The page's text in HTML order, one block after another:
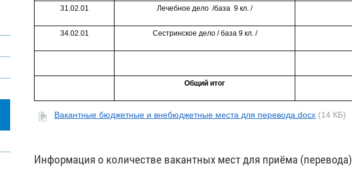
31.02.01 Лечебное дело /база 9 кл. /
34.02.01 Сестринское дело / база 9 кл. /
Общий итог
Вакантные бюджетные и внебюджетные места для перевода.docx (14 КБ)
Информация о количестве вакантных мест для приёма (перевода)